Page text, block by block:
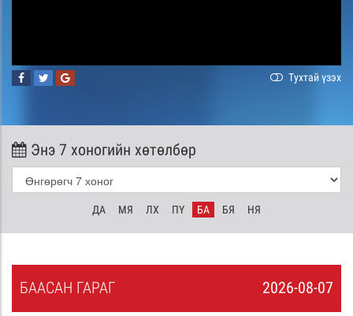
Тухтай үзэх
Энэ 7 хоногийн хөтөлбөр
ДА МЯ ЛХ ПҮ БА БЯ НЯ
2026-08-07
БААСАН ГАРАГ